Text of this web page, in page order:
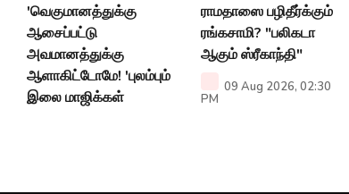
'வெகுமானத்துக்கு
ஆசைப்பட்டு
அவமானத்துக்கு
ஆளாகிட்டோமே! 'புலம்பும்
இலை மாஜிக்கள்
ராமதாஸை பழிதீர்க்கும்
ரங்கசாமி? "பலிகடா
ஆகும் ஸ்ரீகாந்தி"
09 Aug 2026, 02:30
PM